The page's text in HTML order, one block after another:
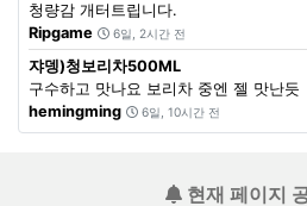
청량감 개터트립니다.
Ripgame
6일, 2시간 전
쟈뎅)청보리차500ML
구수하고 맛나요 보리차 중엔 젤 맛난듯
hemingming
6일, 10시간 전
현재 페이지